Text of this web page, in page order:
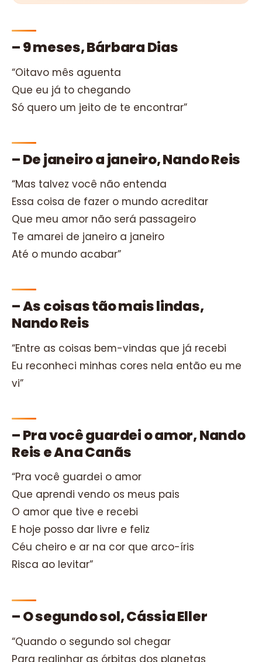
– 9 meses, Bárbara Dias
“Oitavo mês aguenta
Que eu já to chegando
Só quero um jeito de te encontrar”
– De janeiro a janeiro, Nando Reis
“Mas talvez você não entenda
Essa coisa de fazer o mundo acreditar
Que meu amor não será passageiro
Te amarei de janeiro a janeiro
Até o mundo acabar”
– As coisas tão mais lindas,
Nando Reis
“Entre as coisas bem-vindas que já recebi
Eu reconheci minhas cores nela então eu me
vi”
– Pra você guardei o amor, Nando
Reis e Ana Canãs
“Pra você guardei o amor
Que aprendi vendo os meus pais
O amor que tive e recebi
E hoje posso dar livre e feliz
Céu cheiro e ar na cor que arco-íris
Risca ao levitar”
– O segundo sol, Cássia Eller
“Quando o segundo sol chegar
Para realinhar as órbitas dos planetas